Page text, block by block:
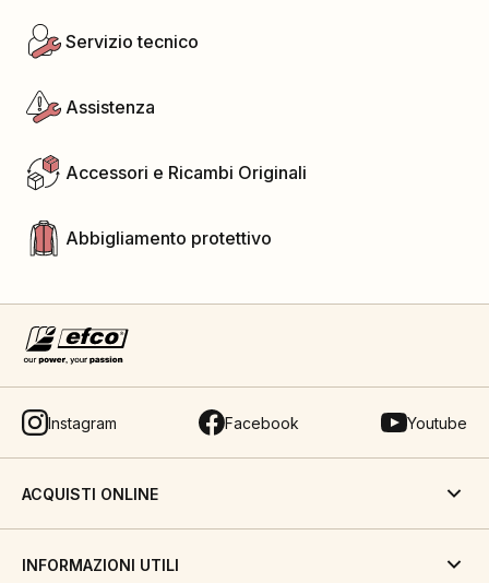
Servizio tecnico
Assistenza
Accessori e Ricambi Originali
Abbigliamento protettivo
Instagram Facebook Youtube
ACQUISTI ONLINE
INFORMAZIONI UTILI